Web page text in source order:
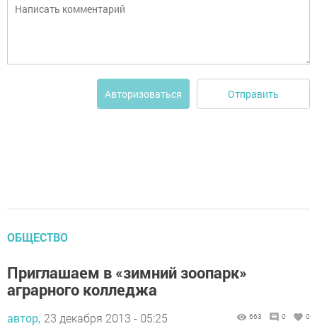
Авторизоваться Отправить
ОБЩЕСТВО
Приглашаем в «зимний зоопарк»
аграрного колледжа
автор, 23 декабря 2013 - 05:25 663 0 0